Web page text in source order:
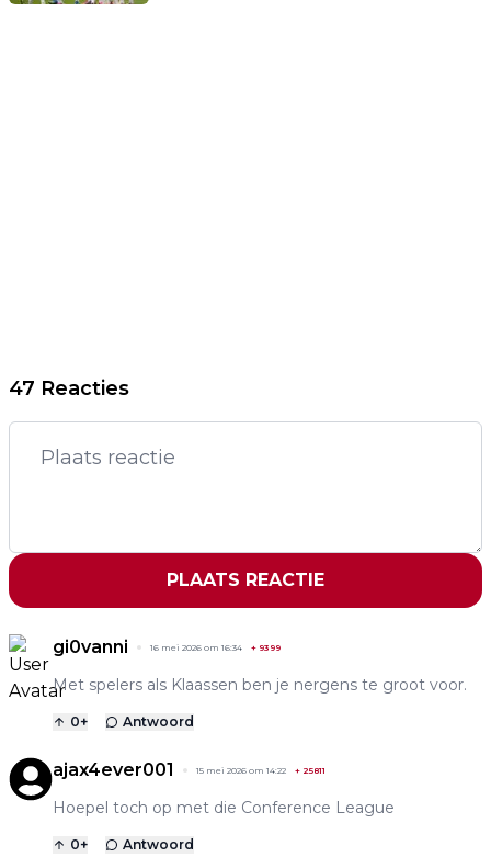
47 Reacties
PLAATS REACTIE
gi0vanni 16 mei 2026 om 16:34 + 9399
Met spelers als Klaassen ben je nergens te groot voor.
0+ Antwoord
ajax4ever001 15 mei 2026 om 14:22 + 25811
Hoepel toch op met die Conference League
0+ Antwoord